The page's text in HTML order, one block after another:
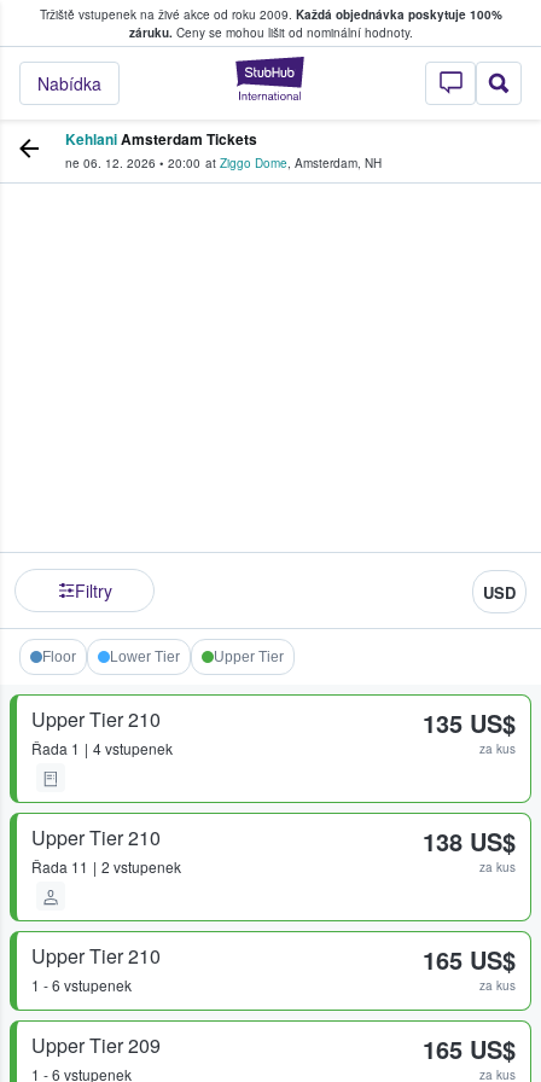
Tržiště vstupenek na živé akce od roku 2009. Každá objednávka poskytuje 100%
záruku.Ceny se mohou lišit od nominální hodnoty.
StubHub –
Nabídka
kde fanoušci kupují a prodávají vstupenky
KehlaniAmsterdam Tickets
ne 06. 12. 2026 • 20:00 at Ziggo Dome, Amsterdam, NH
Filtry USD
Floor Lower Tier Upper Tier
Upper Tier 210
Řada 1 4 vstupenek
135 US$
za kus
Upper Tier 210
Řada 11 2 vstupenek
138 US$
za kus
Upper Tier 210
1 - 6 vstupenek
165 US$
za kus
Upper Tier 209
1 - 6 vstupenek
165 US$
za kus